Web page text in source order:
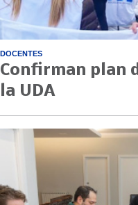
DOCENTES
Confirman plan
la UDA